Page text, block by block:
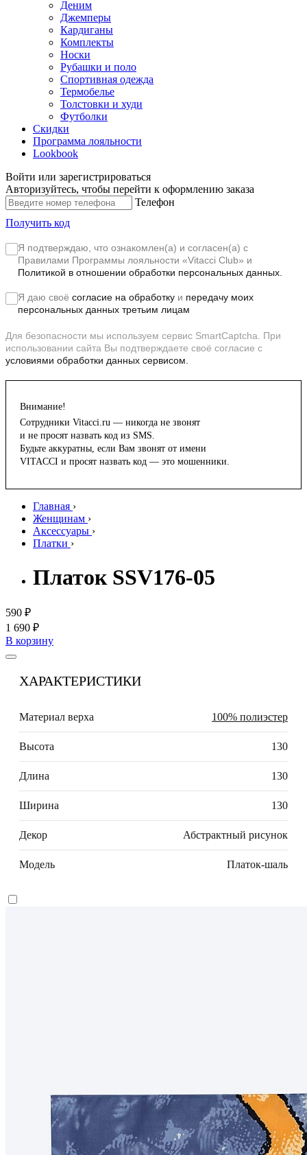
Деним
Джемперы
Кардиганы
Комплекты
Носки
Рубашки и поло
Спортивная одежда
Термобелье
Толстовки и худи
Футболки
Скидки
Программа лояльности
Lookbook
Войти или зарегистрироваться
Авторизуйтесь, чтобы перейти к оформлению заказа
Телефон
Получить код
Я подтверждаю, что ознакомлен(а) и согласен(а) с
Правилами Программы лояльности «Vitacci Club» и
Политикой в отношении обработки персональных данных.
Я даю своё согласие на обработку и передачу моих
персональных данных третьим лицам
Для безопасности мы используем сервис SmartCaptcha. При
использовании сайта Вы подтверждаете своё согласие с
условиями обработки данных сервисом.
Внимание!
Сотрудники Vitacci.ru — никогда не звонят
и не просят назвать код из SMS.
Будьте аккуратны, если Вам звонят от имени
VITACCI и просят назвать код — это мошенники.
Главная ›
Женщинам ›
Аксессуары ›
Платки ›
Платок SSV176-05
590 ₽
1 690 ₽
В корзину
ХАРАКТЕРИСТИКИ
Материал верха 100% полиэстер
Высота 130
Длина 130
Ширина 130
Декор Абстрактный рисунок
Модель Платок-шаль